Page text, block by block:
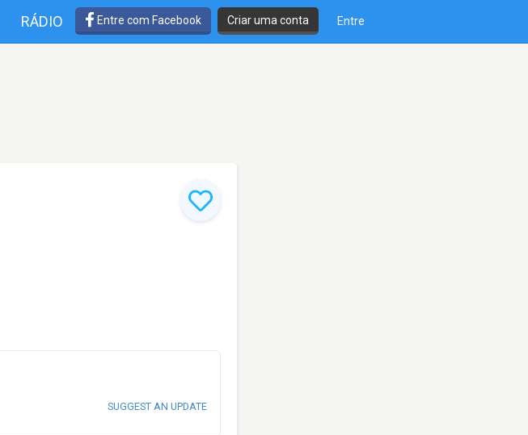
RÁDIO Entre com Facebook Criar uma conta Entre
SUGGEST AN UPDATE